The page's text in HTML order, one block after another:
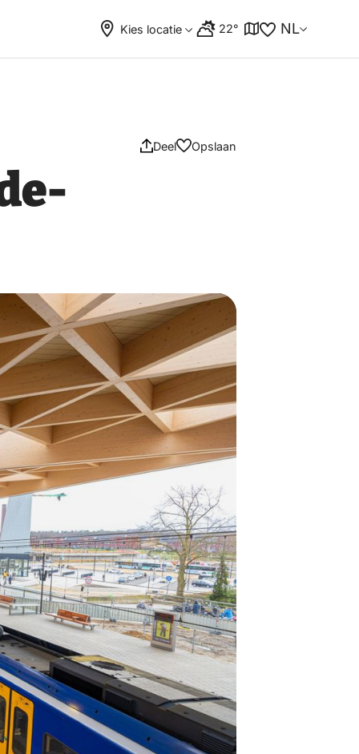
Kies locatie 22° NL
Deel Opslaan